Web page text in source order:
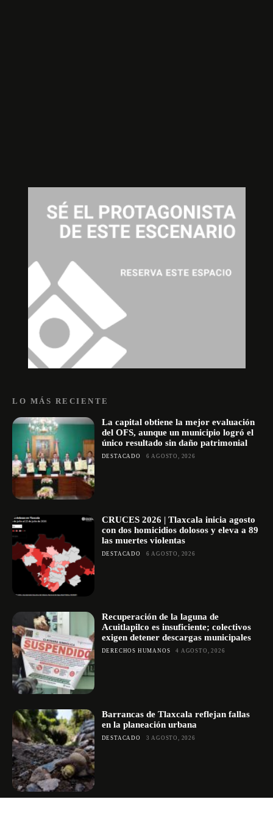
LO MÁS RECIENTE
La capital obtiene la mejor evaluación
del OFS, aunque un municipio logró el
único resultado sin daño patrimonial
DESTACADO 6 AGOSTO, 2026
CRUCES 2026 | Tlaxcala inicia agosto
con dos homicidios dolosos y eleva a 89
las muertes violentas
DESTACADO 6 AGOSTO, 2026
Recuperación de la laguna de
Acuitlapilco es insuficiente; colectivos
exigen detener descargas municipales
DERECHOS HUMANOS 4 AGOSTO, 2026
Barrancas de Tlaxcala reflejan fallas
en la planeación urbana
DESTACADO 3 AGOSTO, 2026